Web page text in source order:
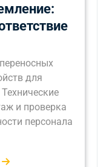
для
и проверка
персонала